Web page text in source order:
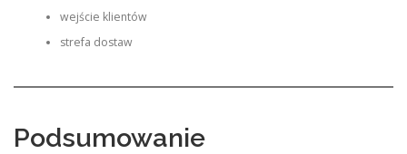
wejście klientów
strefa dostaw
Podsumowanie